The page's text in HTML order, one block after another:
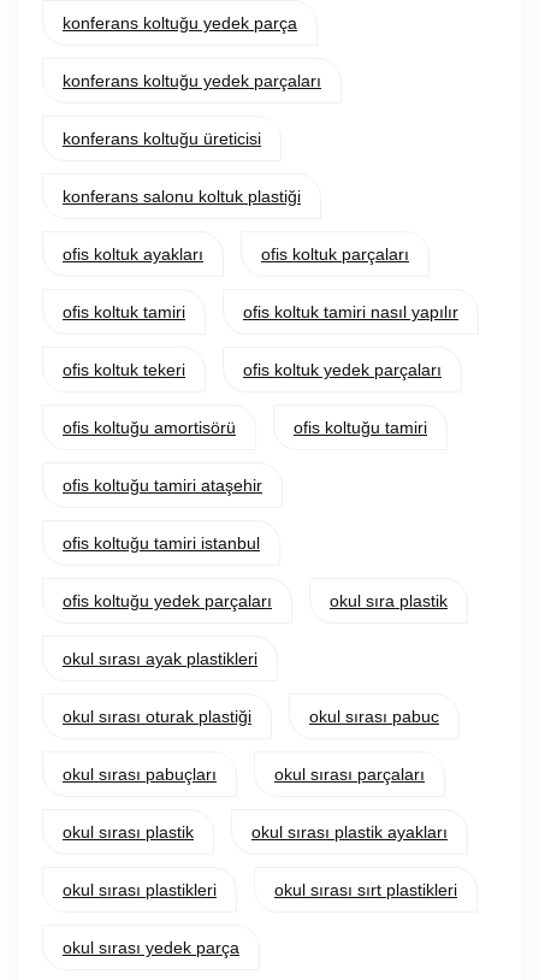
konferans koltuğu yedek parça
konferans koltuğu yedek parçaları
konferans koltuğu üreticisi
konferans salonu koltuk plastiği
ofis koltuk ayakları ofis koltuk parçaları
ofis koltuk tamiri ofis koltuk tamiri nasıl yapılır
ofis koltuk tekeri ofis koltuk yedek parçaları
ofis koltuğu amortisörü ofis koltuğu tamiri
ofis koltuğu tamiri ataşehir
ofis koltuğu tamiri istanbul
ofis koltuğu yedek parçaları okul sıra plastik
okul sırası ayak plastikleri
okul sırası oturak plastiği okul sırası pabuc
okul sırası pabuçları okul sırası parçaları
okul sırası plastik okul sırası plastik ayakları
okul sırası plastikleri okul sırası sırt plastikleri
okul sırası yedek parça